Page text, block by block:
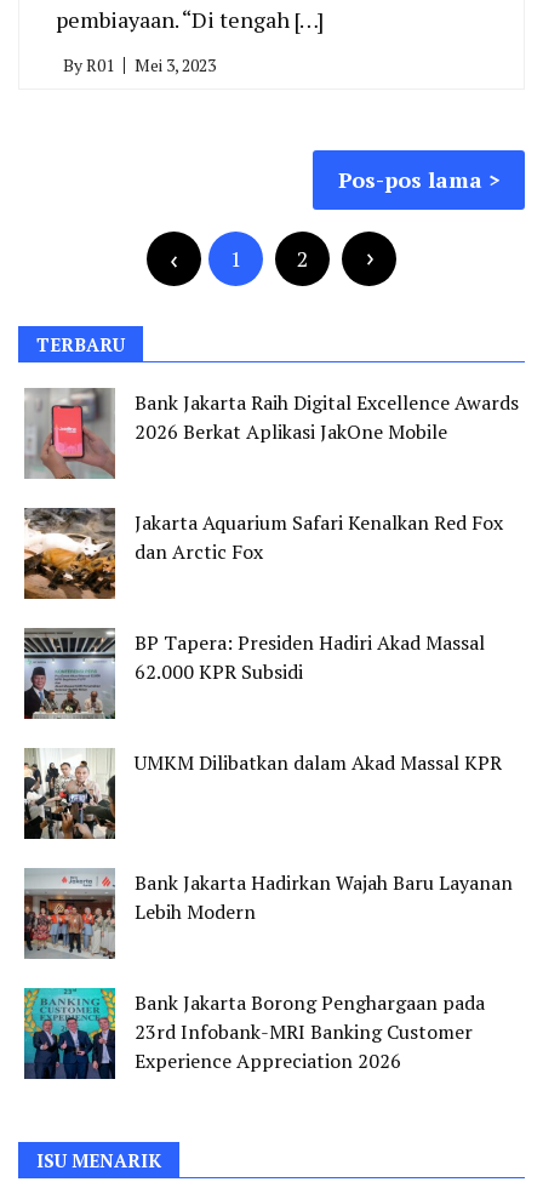
pembiayaan. “Di tengah […]
ByR01 Mei 3, 2023
Pos-pos lama
1 2
TERBARU
Bank Jakarta Raih Digital Excellence Awards
2026 Berkat Aplikasi JakOne Mobile
Jakarta Aquarium Safari Kenalkan Red Fox
dan Arctic Fox
BP Tapera: Presiden Hadiri Akad Massal
62.000 KPR Subsidi
UMKM Dilibatkan dalam Akad Massal KPR
Bank Jakarta Hadirkan Wajah Baru Layanan
Lebih Modern
Bank Jakarta Borong Penghargaan pada
23rd Infobank-MRI Banking Customer
Experience Appreciation 2026
ISU MENARIK